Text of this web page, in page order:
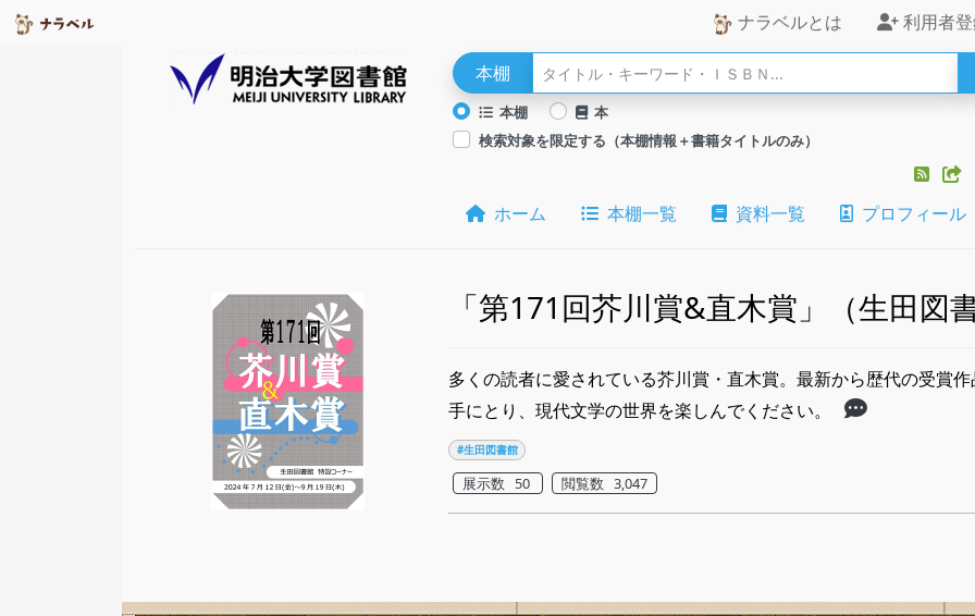
ナラベルとは 利用者
本棚
本棚
本
検索対象を限定する（本棚情報＋書籍タイトルのみ）
ホーム 本棚一覧 資料一覧 プロフィール
「第171回芥川賞&直木賞」（生田図
多くの読者に愛されている芥川賞・直木賞。最新から歴代の受賞
手にとり、現代文学の世界を楽しんでください。
#生田図書館
展示数 50 閲覧数 3,047